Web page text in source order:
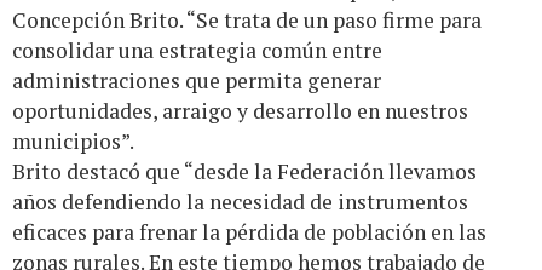
Concepción Brito. “Se trata de un paso firme para
consolidar una estrategia común entre
administraciones que permita generar
oportunidades, arraigo y desarrollo en nuestros
municipios”.
Brito destacó que “desde la Federación llevamos
años defendiendo la necesidad de instrumentos
eficaces para frenar la pérdida de población en las
zonas rurales. En este tiempo hemos trabajado de